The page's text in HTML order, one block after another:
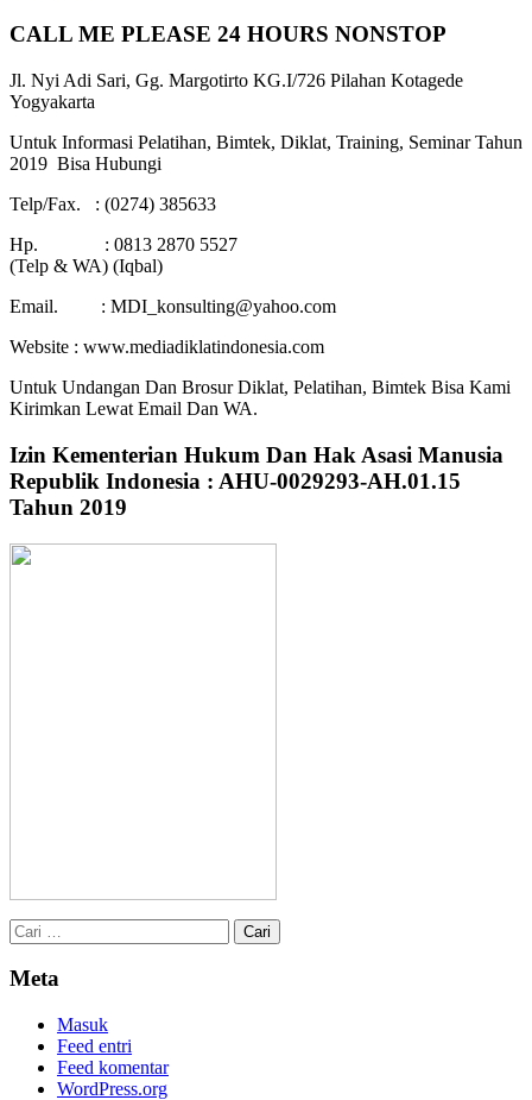
CALL ME PLEASE 24 HOURS NONSTOP
Jl. Nyi Adi Sari, Gg. Margotirto KG.I/726 Pilahan Kotagede
Yogyakarta
Untuk Informasi Pelatihan, Bimtek, Diklat, Training, Seminar Tahun
2019 Bisa Hubungi
Telp/Fax. : (0274) 385633
Hp. : 0813 2870 5527
(Telp & WA) (Iqbal)
Email. : MDI_konsulting@yahoo.com
Website : www.mediadiklatindonesia.com
Untuk Undangan Dan Brosur Diklat, Pelatihan, Bimtek Bisa Kami
Kirimkan Lewat Email Dan WA.
Izin Kementerian Hukum Dan Hak Asasi Manusia
Republik Indonesia : AHU-0029293-AH.01.15
Tahun 2019
Cari
untuk:
Meta
Masuk
Feed entri
Feed komentar
WordPress.org